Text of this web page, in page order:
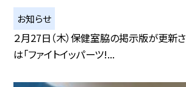
お知らせ
２月27日（木）保健室脇の掲示版が更新
は「ファイトイッパーツ!...